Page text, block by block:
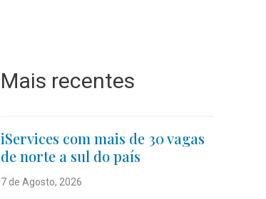
Mais recentes
iServices com mais de 30 vagas
de norte a sul do país
7 de Agosto, 2026